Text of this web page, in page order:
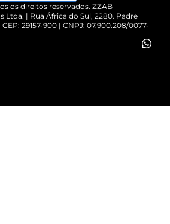
os direitos reservados. ZZAB
Ltda. | Rua África do Sul, 2280. Padre
29157-900 | CNPJ: 07.900.208/0077-